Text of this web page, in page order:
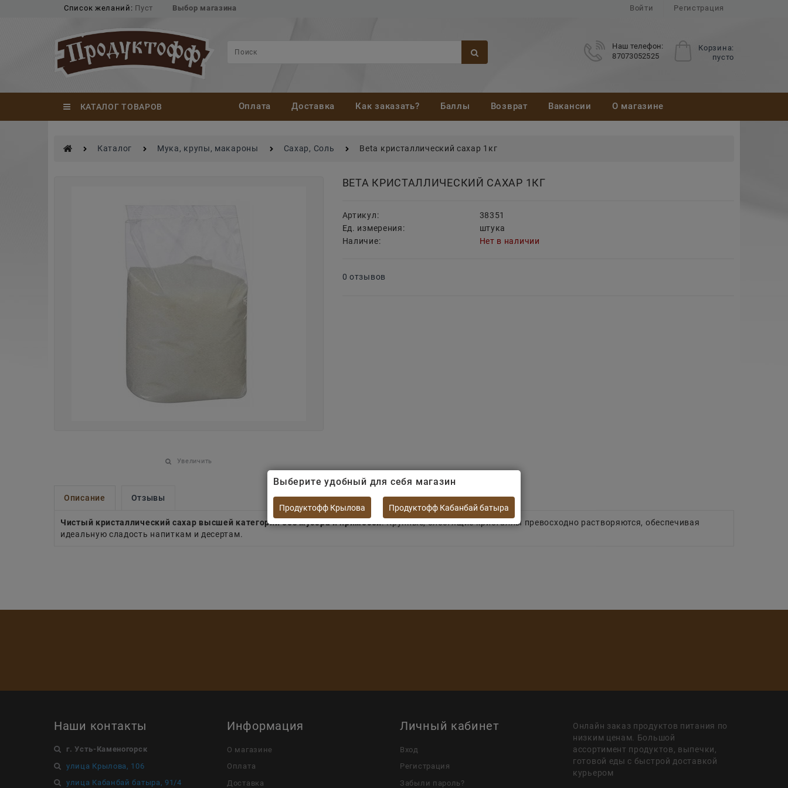
Список желаний: Пуст Выбор магазина Войти Регистрация
Корзина:
пусто
Наш телефон:
87073052525
КАТАЛОГ ТОВАРОВ Оплата Доставка Как заказать? Баллы Возврат Вакансии О магазине
Каталог Мука, крупы, макароны Сахар, Соль Beta кристаллический сахар 1кг
Увеличить
BETA КРИСТАЛЛИЧЕСКИЙ САХАР 1КГ
Артикул:
38351
Ед. измерения:
штука
Наличие:
Нет в наличии
0 отзывов
Описание Отзывы
Чистый кристаллический сахар высшей категории без мусора и примесей. Крупные, блестящие кристаллы превосходно растворяются, обеспечивая
идеальную сладость напиткам и десертам.
Наши контакты
г. Усть-Каменогорск
улица Крылова, 106
улица Кабанбай батыра, 91/4
Информация
О магазине
Оплата
Доставка
Личный кабинет
Вход
Регистрация
Забыли пароль?
Онлайн заказ продуктов питания по
низким ценам. Большой
ассортимент продуктов, выпечки,
готовой еды с быстрой доставкой
курьером
Выберите удобный для себя магазин
Продуктофф Крылова Продуктофф Кабанбай батыра